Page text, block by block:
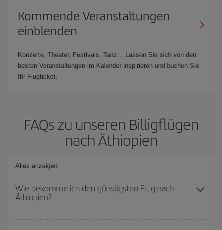
Kommende Veranstaltungen
einblenden
Konzerte, Theater, Festivals, Tanz… Lassen Sie sich von den
besten Veranstaltungen im Kalender inspirieren und buchen Sie
Ihr Flugticket.
FAQs zu unseren Billigflügen
nach Äthiopien
Alles anzeigen
Wie bekomme ich den günstigsten Flug nach
Äthiopien?